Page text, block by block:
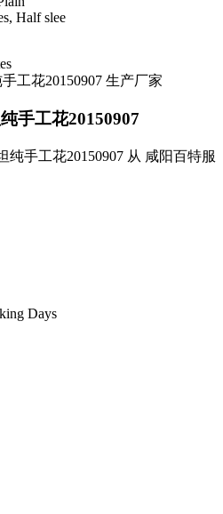
Half slee
手工花20150907
纯手工花20150907 从 咸阳百特服
Days